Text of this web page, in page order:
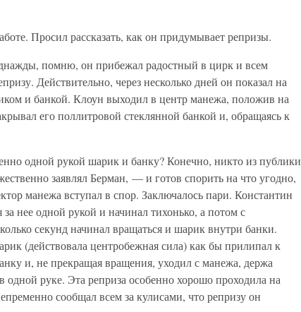
Просил рассказать, как он придумывает репризы.
помню, он прибежал радостный в цирк и всем
Действительно, через несколько дней он показал на
и банкой. Клоун выходил в центр манежа, положив на
его поллитровой стеклянной банкой и, обращаясь к
одной рукой шарик и банку? Конечно, никто из публики
заявлял Берман, — и готов спорить на что угодно,
манежа вступал в спор. Заключалось пари. Константин
нее одной рукой и начинал тихонько, а потом с
секунд начинал вращаться и шарик внутри банки.
(действовала центробежная сила) как бы прилипал к
и, не прекращая вращения, уходил с манежа, держа
руке. Эта реприза особенно хорошо проходила на
сообщал всем за кулисами, что репризу он